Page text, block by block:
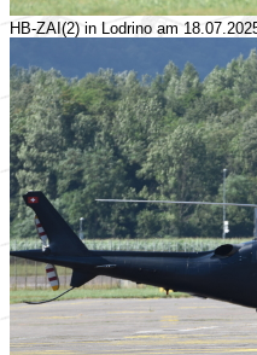
HB-ZAI(2) in Lodrino am